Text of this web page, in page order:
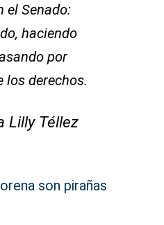
el Senado:
haciendo
por
los derechos.
Lilly Téllez
son pirañas